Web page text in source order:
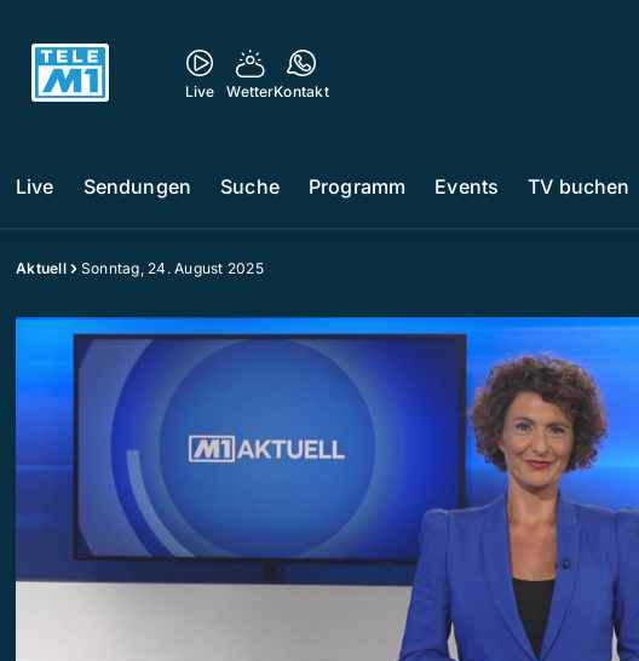
Live WetterKontakt
Live Sendungen Suche Programm Events TV buchen
Aktuell Sonntag, 24. August 2025